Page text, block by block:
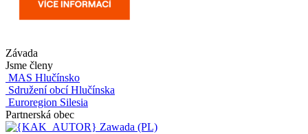
Závada
Jsme členy
MAS Hlučínsko
Sdružení obcí Hlučínska
Euroregion Silesia
Partnerská obec
Zawada (PL)